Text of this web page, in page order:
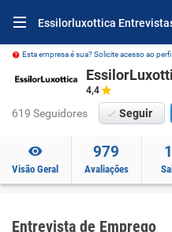
Essilorluxottica
Esta empresa é sua? Solicite acesso ao perfil.
4,4
619 Seguidores Seguir
Visão Geral
979
Avaliações
Entrevista de Emprego